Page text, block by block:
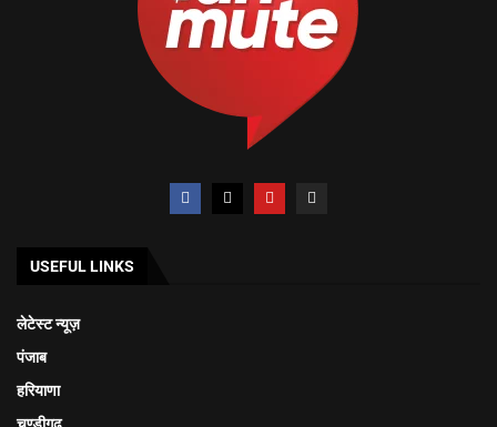
USEFUL LINKS
लेटेस्ट न्यूज़
पंजाब
हरियाणा